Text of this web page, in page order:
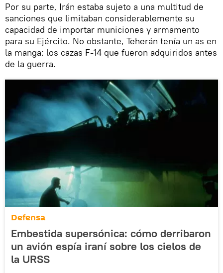
Por su parte, Irán estaba sujeto a una multitud de
sanciones que limitaban considerablemente su
capacidad de importar municiones y armamento
para su Ejército. No obstante, Teherán tenía un as en
la manga: los cazas F-14 que fueron adquiridos antes
de la guerra.
Defensa
Embestida supersónica: cómo derribaron
un avión espía iraní sobre los cielos de
la URSS